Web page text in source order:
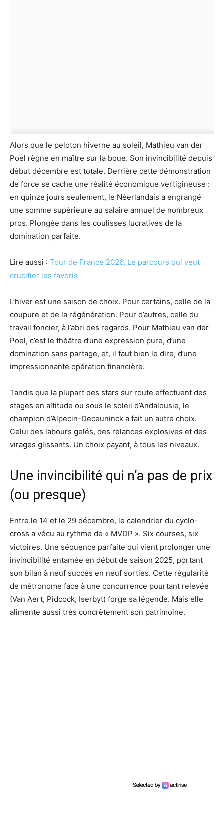
Alors que le peloton hiverne au soleil, Mathieu van der
Poel règne en maître sur la boue. Son invincibilité depuis
début décembre est totale. Derrière cette démonstration
de force se cache une réalité économique vertigineuse :
en quinze jours seulement, le Néerlandais a engrangé
une somme supérieure au salaire annuel de nombreux
pros. Plongée dans les coulisses lucratives de la
domination parfaite.
Lire aussi : Tour de France 2026. Le parcours qui veut
crucifier les favoris
L’hiver est une saison de choix. Pour certains, celle de la
coupure et de la régénération. Pour d’autres, celle du
travail foncier, à l’abri des regards. Pour Mathieu van der
Poel, c’est le théâtre d’une expression pure, d’une
domination sans partage, et, il faut bien le dire, d’une
impressionnante opération financière.
Tandis que la plupart des stars sur route effectuent des
stages en altitude ou sous le soleil d’Andalousie, le
champion d’Alpecin-Deceuninck a fait un autre choix.
Celui des labours gelés, des relances explosives et des
virages glissants. Un choix payant, à tous les niveaux.
Une invincibilité qui n’a pas de prix
(ou presque)
Entre le 14 et le 29 décembre, le calendrier du cyclo-
cross a vécu au rythme de « MVDP ». Six courses, six
victoires. Une séquence parfaite qui vient prolonger une
invincibilité entamée en début de saison 2025, portant
son bilan à neuf succès en neuf sorties. Cette régularité
de métronome face à une concurrence pourtant relevée
(Van Aert, Pidcock, Iserbyt) forge sa légende. Mais elle
alimente aussi très concrètement son patrimoine.